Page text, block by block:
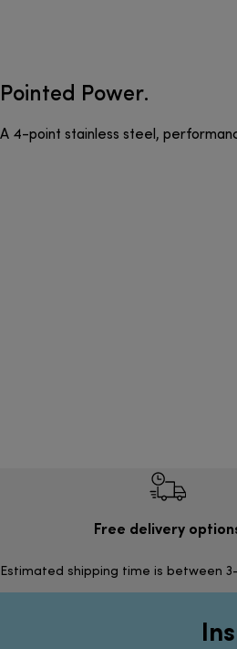
Pointed Power.
A 4-point stainless steel,
Free delivery
Estimated shipping time is between